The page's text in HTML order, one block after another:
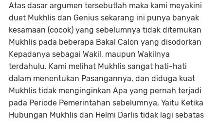
Atas dasar argumen tersebutlah maka kami meyakini
duet Mukhlis dan Genius sekarang ini punya banyak
kesamaan (cocok) yang sebelumnya tidak ditemukan
Mukhlis pada beberapa Bakal Calon yang disodorkan
Kepadanya sebagai Wakil, maupun Wakilnya
terdahulu. Kami melihat Mukhlis sangat hati-hati
dalam menentukan Pasangannya, dan diduga kuat
Mukhlis tidak menginginkan Apa yang pernah terjadi
pada Periode Pemerintahan sebelumnya, Yaitu Ketika
Hubungan Mukhlis dan Helmi Darlis tidak lagi sebatas